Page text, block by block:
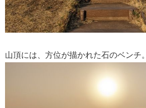
山頂には、方位が描かれた石のベンチ。